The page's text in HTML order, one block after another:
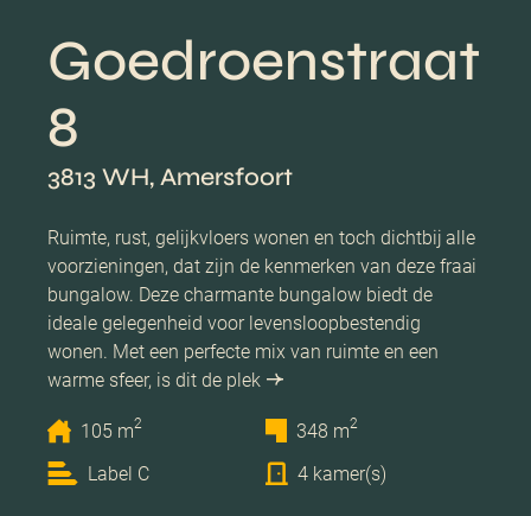
Goedroenstraat
8
3813 WH, Amersfoort
Ruimte, rust, gelijkvloers wonen en toch dichtbij alle
voorzieningen, dat zijn de kenmerken van deze fraai
bungalow. Deze charmante bungalow biedt de
ideale gelegenheid voor levensloopbestendig
wonen. Met een perfecte mix van ruimte en een
warme sfeer, is dit de plek
105 m2 348 m2
Label C 4 kamer(s)